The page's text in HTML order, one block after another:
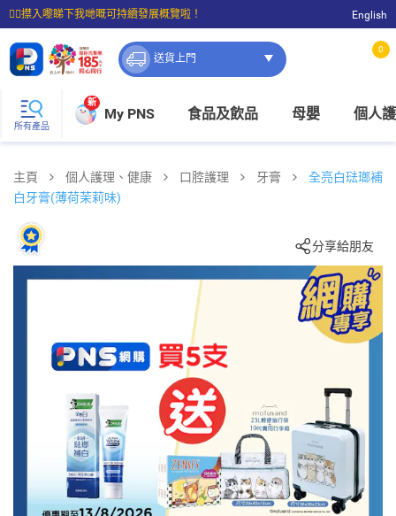
☝🏼㩒入嚟睇下我哋嘅可持續發展概覽啦！
⭐購物滿$399即享免費送貨；滿$100即可免費店取。
English
送貨上門
0
所有產品
新
My PNS 食品及飲品 母嬰 個人
主頁 個人護理、健康 口腔護理 牙膏
全亮白琺瑯補
白牙膏(薄荷茉莉味)
分享給朋友